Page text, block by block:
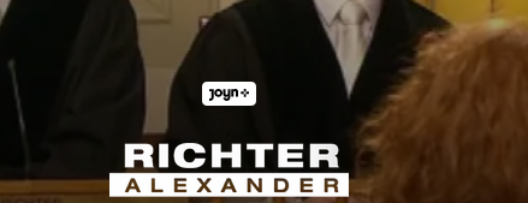
Patchwork-Familie